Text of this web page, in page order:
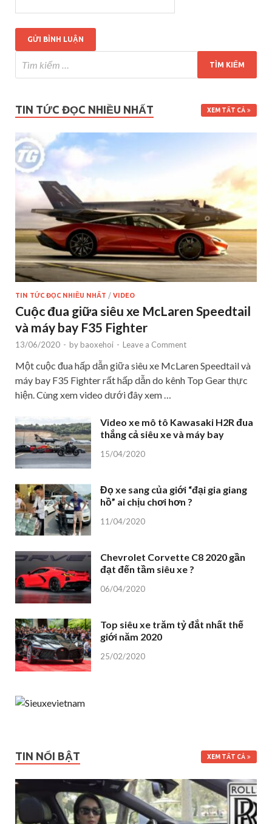
TIN TỨC ĐỌC NHIỀU NHẤT XEM TẤT CẢ
TIN TỨC ĐỌC NHIỀU NHẤT / VIDEO
Cuộc đua giữa siêu xe McLaren Speedtail
và máy bay F35 Fighter
13/06/2020 - by baoxehoi - Leave a Comment
Một cuộc đua hấp dẫn giữa siêu xe McLaren Speedtail và
máy bay F35 Fighter rất hấp dẫn do kênh Top Gear thực
hiện. Cùng xem video dưới đây xem …
Video xe mô tô Kawasaki H2R đua
thắng cả siêu xe và máy bay
15/04/2020
Đọ xe sang của giới “đại gia giang
hồ” ai chịu chơi hơn ?
11/04/2020
Chevrolet Corvette C8 2020 gần
đạt đến tầm siêu xe ?
06/04/2020
Top siêu xe trăm tỷ đắt nhất thế
giới năm 2020
25/02/2020
TIN NỔI BẬT XEM TẤT CẢ